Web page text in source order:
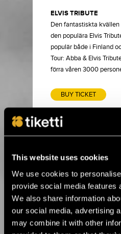
This website uses cookies
We use cookies to
provide social media features
We also share information
our social media, advertising
may combine it with other
ELVIS TRIBUTE
Den fantastiskta
den populära Elvis
populär både i Finland
Tour: Abba & Elvis
förra våren 3000
BUY TICKET
8.4.2026 11:00
Flow Festival brings top
music to Heineken